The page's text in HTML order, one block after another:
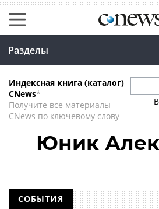
Разделы
Индексная книга (каталог)
CNews*
Получите все материалы
CNews по ключевому слову
Юник
СОБЫТИЯ